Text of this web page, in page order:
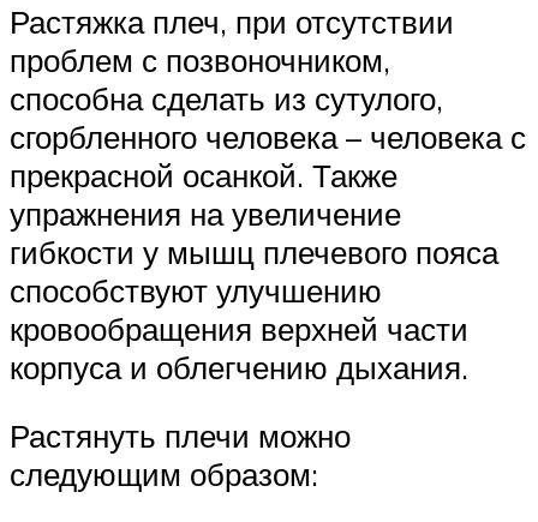
Растяжка плеч, при отсутствии
проблем с позвоночником,
способна сделать из сутулого,
сгорбленного человека – человека с
прекрасной осанкой. Также
упражнения на увеличение
гибкости у мышц плечевого пояса
способствуют улучшению
кровообращения верхней части
корпуса и облегчению дыхания.
Растянуть плечи можно
следующим образом: